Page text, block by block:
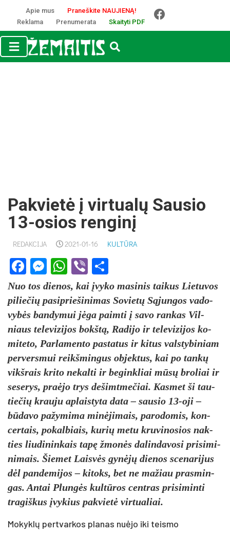
Apie mus
Praneškite NAUJIENĄ!
Reklama
Prenumerata Skaityti PDF
Pakvietė į virtualų Sausio
13-osios renginį
REDAKCIJA 2021-01-16 KULTŪRA
Facebook
Messenger
WhatsApp
Viber
Nuo tos die­nos, kai įvy­ko ma­si­nis tai­kus Lie­tu­vos
pi­lie­čių pa­si­prie­ši­ni­mas So­vietų Sąjun­gos va­do­
vybės ban­dy­mui jėga paim­ti į sa­vo ran­kas Vil­
niaus te­le­vi­zi­jos bokštą, Ra­di­jo ir te­le­vi­zi­jos ko­
mi­te­to, Par­la­men­to pa­status ir ki­tus vals­ty­bi­niam
per­vers­mui reikš­min­gus ob­jek­tus, kai po tankų
vikš­rais kri­to ne­kal­ti ir be­gink­liai mūsų bro­liai ir
se­se­rys, pra­ėjo trys de­šimt­me­čiai. Kas­met ši tau­
tie­čių krau­ju ap­lais­ty­ta da­ta – sau­sio 13-oji –
būda­vo pa­žy­mi­ma minė­ji­mais, pa­ro­do­mis, kon­
cer­tais, po­kal­biais, ku­rių me­tu kru­vi­no­sios nak­
ties liu­di­nin­kais tapę žmonės da­lin­da­vo­si pri­si­mi­
ni­mais. Šie­met Laisvės gynėjų die­nos sce­na­ri­jus
dėl pan­de­mi­jos – ki­toks, bet ne ma­žiau pra­smin­
gas. An­tai Plungės kultū­ros cent­ras pri­si­min­ti
tra­giš­kus įvykius pa­kvietė vir­tua­liai.
Mokyklų pertvarkos planas nuėjo iki teismo